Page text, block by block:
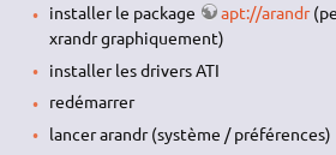
installer le package
apt://arandr
xrandr graphiquement)
installer les drivers ATI
redémarrer
lancer arandr (système / préférences)